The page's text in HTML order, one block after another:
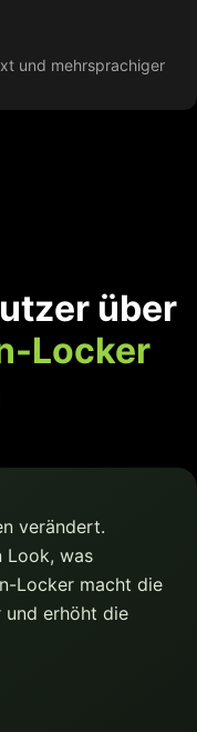
und mehrsprachiger
über
Locker
verändert.
Look, was
Locker macht die
und erhöht die